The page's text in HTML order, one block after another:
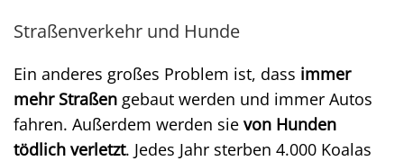
Straßenverkehr und Hunde
Ein anderes großes Problem ist, dass immer
mehr Straßen gebaut werden und immer Autos
fahren. Außerdem werden sie von Hunden
tödlich verletzt. Jedes Jahr sterben 4.000 Koalas